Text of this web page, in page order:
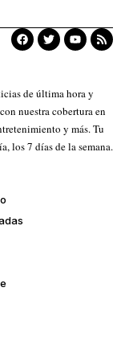
de última hora y
nuestra cobertura en
y más. Tu
los 7 días de la semana.